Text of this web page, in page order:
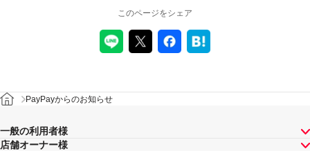
このページをシェア
PayPayからのお知らせ
一般の利用者様
店舗オーナー様